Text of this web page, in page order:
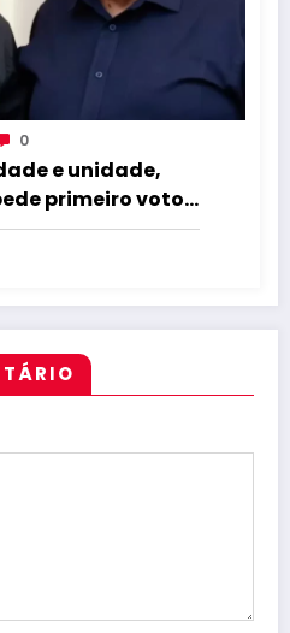
0
e unidade,
primeiro voto
e reforça
projeto